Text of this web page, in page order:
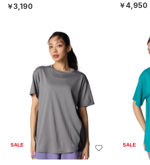
SEX）
￥3,190 ￥4,950
SALE SALE